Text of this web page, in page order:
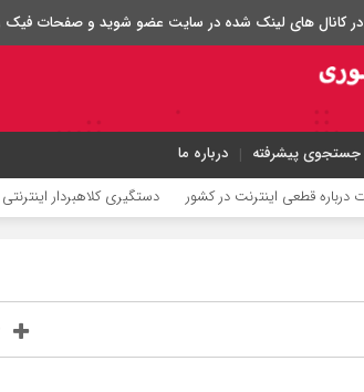
در کانال های لینک شده در سایت عضو شوید و صفحات فیک
جستجوی پیشرفته درباره ما
قطعی اینترنت در کشور دستگیری کلاهبردار اینترنتی فروش